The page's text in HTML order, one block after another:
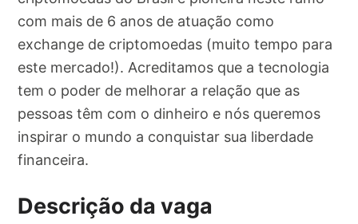
com mais de 6 anos de atuação como
exchange de criptomoedas (muito tempo para
este mercado!). Acreditamos que a tecnologia
tem o poder de melhorar a relação que as
pessoas têm com o dinheiro e nós queremos
inspirar o mundo a conquistar sua liberdade
financeira.
Descrição da vaga